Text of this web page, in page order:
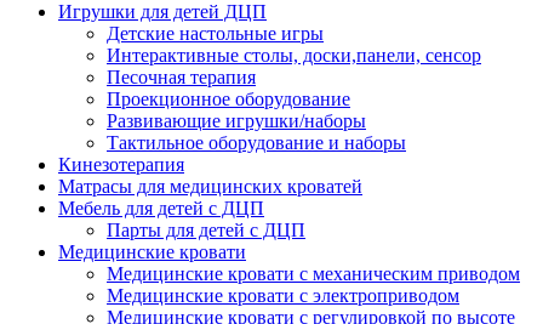
Игрушки для детей ДЦП
Детские настольные игры
Интерактивные столы, доски,панели, сенсор
Песочная терапия
Проекционное оборудование
Развивающие игрушки/наборы
Тактильное оборудование и наборы
Кинезотерапия
Матрасы для медицинских кроватей
Мебель для детей с ДЦП
Парты для детей с ДЦП
Медицинские кровати
Медицинские кровати с механическим приводом
Медицинские кровати с электроприводом
Медицинские кровати с регулировкой по высоте